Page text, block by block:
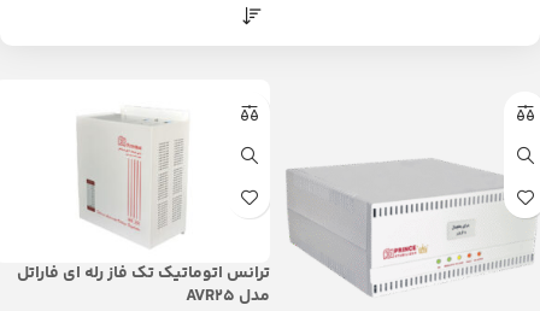
ترانس اتوماتیک تک فاز رله ای فاراتل
مدل AVR25